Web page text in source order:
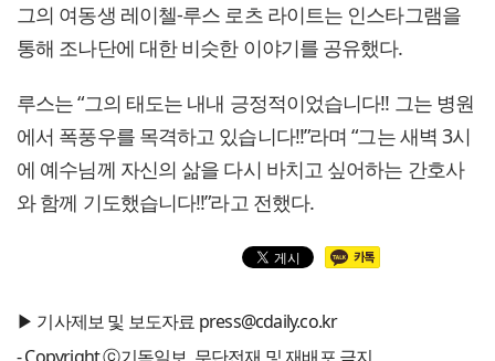
그의 여동생 레이첼-루스 로츠 라이트는 인스타그램을
통해 조나단에 대한 비슷한 이야기를 공유했다.
루스는 “그의 태도는 내내 긍정적이었습니다!! 그는 병원
에서 폭풍우를 목격하고 있습니다!!”라며 “그는 새벽 3시
에 예수님께 자신의 삶을 다시 바치고 싶어하는 간호사
와 함께 기도했습니다!!”라고 전했다.
▶ 기사제보 및 보도자료 press@cdaily.co.kr